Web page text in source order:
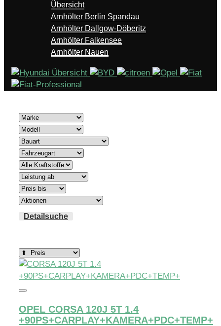
Übersicht
Arnhölter Berlin Spandau
Arnhölter Dallgow-Döberitz
Arnhölter Falkensee
Arnhölter Nauen
Detailsuche
OPEL CORSA 120J 5T 1.4
+90PS+CARPLAY+KAMERA+PDC+TEMP+